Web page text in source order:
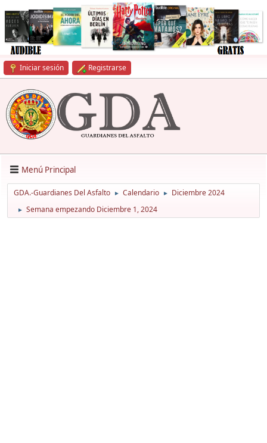
Iniciar sesión Registrarse
Menú Principal
GDA.-Guardianes Del Asfalto ► Calendario ► Diciembre 2024
► Semana empezando Diciembre 1, 2024